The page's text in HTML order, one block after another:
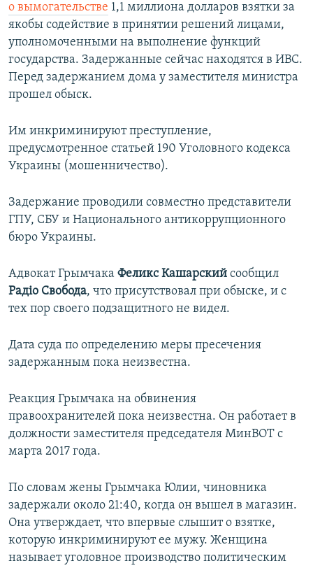
о вымогательстве 1,1 миллиона долларов взятки за
якобы содействие в принятии решений лицами,
уполномоченными на выполнение функций
государства. Задержанные сейчас находятся в ИВС.
Перед задержанием дома у заместителя министра
прошел обыск.
Им инкриминируют преступление,
предусмотренное статьей 190 Уголовного кодекса
Украины (мошенничество).
Задержание проводили совместно представители
ГПУ, СБУ и Национального антикоррупционного
бюро Украины.
Адвокат Грымчака Феликс Кашарский сообщил
Радiо Свобода, что присутствовал при обыске, и с
тех пор своего подзащитного не видел.
Дата суда по определению меры пресечения
задержанным пока неизвестна.
Реакция Грымчака на обвинения
правоохранителей пока неизвестна. Он работает в
должности заместителя председателя МинВОТ с
марта 2017 года.
По словам жены Грымчака Юлии, чиновника
задержали около 21:40, когда он вышел в магазин.
Она утверждает, что впервые слышит о взятке,
которую инкриминируют ее мужу. Женщина
называет уголовное производство политическим